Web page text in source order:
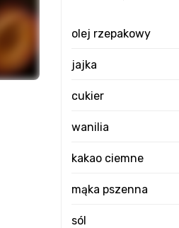
olej rzepakowy
jajka
cukier
wanilia
kakao ciemne
mąka pszenna
sól